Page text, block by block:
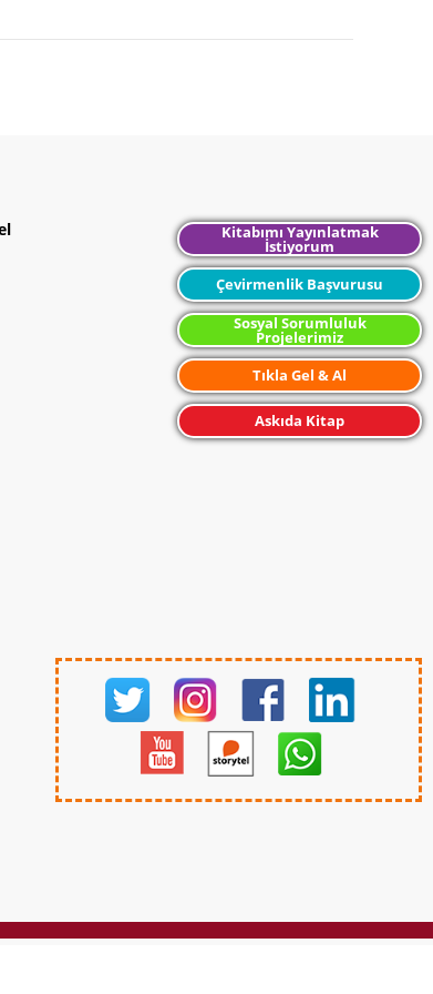
Kitabımı Yayınlatmak
İstiyorum
Çevirmenlik Başvurusu
Sosyal Sorumluluk
Projelerimiz
Tıkla Gel & Al
Askıda Kitap